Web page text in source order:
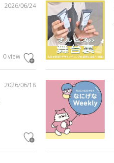
2026/06/24
0 view
2026/06/18